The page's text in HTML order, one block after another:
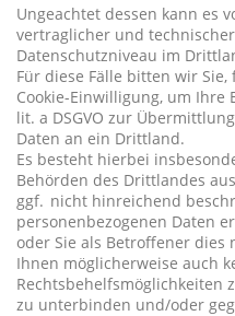
Ungeachtet dessen kann es
vertraglicher und
Datenschutzniveau im
Für diese Fälle bitten wir
Cookie-Einwilligung, um Ihre
lit. a DSGVO zur
Daten an ein Drittland.
Es besteht hierbei
Behörden des Drittlandes
ggf. nicht hinreichend
personenbezogenen Daten
oder Sie als Betroffener
Ihnen möglicherweise auch
Rechtsbehelfsmöglichkeiten
zu unterbinden und/oder